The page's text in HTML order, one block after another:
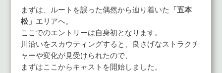
まずは、ルートを誤った偶然から辿り着いた
「五本
松」 エリアへ。
ここでのエントリーは自身初となります。
川沿いをスカウティングすると、良さげなストラクチ
ャーや変化が見受けられたので、
まずはここからキャストを開始しました。